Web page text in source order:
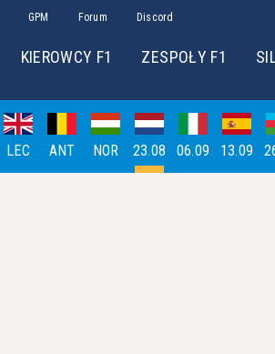
GPM Forum Discord
KIEROWCY F1 ZESPOŁY F1
LEC ANT NOR 23.08 06.09 13.09